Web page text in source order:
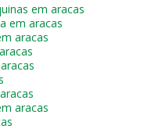
em aracas
em aracas
aracas
aracas